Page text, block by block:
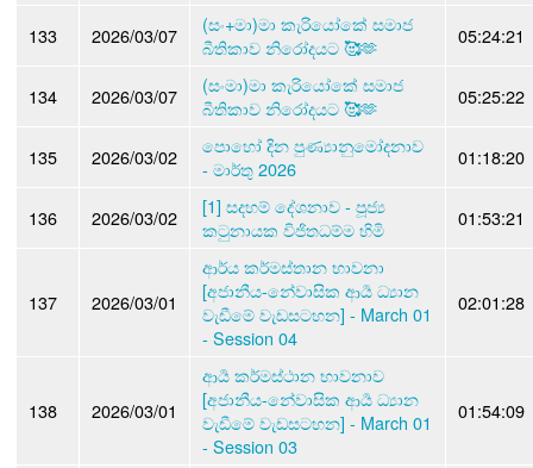
133 2026/03/07
(සං+මා)මා කැරියෝකේ සමාජ
බීතිකාව නිරෝදයට 🥰🫶
05:24:21
134 2026/03/07
(සංමා)මා කැරියෝකේ සමාජ
බීතිකාව නිරෝදයට 🥰🫶
05:25:22
135 2026/03/02
පොහෝ දින පුණ්‍යානුමෝදනාව
- මාර්තු 2026
01:18:20
136 2026/03/02
[1] සදහම් දේශනාව - පූජ්‍ය
කටුනායක විජිතධම්ම හිමි
01:53:21
137 2026/03/01
ආර්ය කර්මස්තාන භාවනා
[අජානීය-නේවාසික ආර්‍ය ධ්‍යාන
වැඩීමේ වැඩසටහන] - March 01
- Session 04
02:01:28
138 2026/03/01
ආර්‍ය කර්මස්ථාන භාවනාව
[අජානීය-නේවාසික ආර්‍ය ධ්‍යාන
වැඩීමේ වැඩසටහන] - March 01
- Session 03
01:54:09